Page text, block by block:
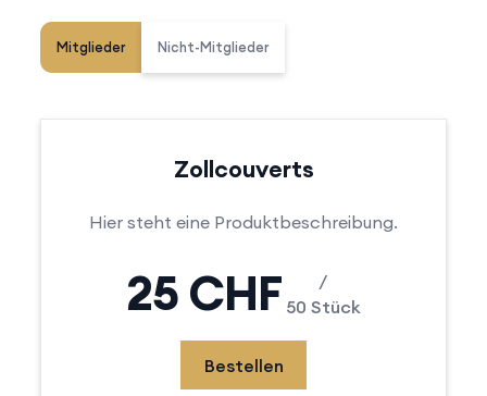
Mitglieder Nicht-Mitglieder
Zollcouverts
Hier steht eine Produktbeschreibung.
25 CHF
/
50 Stück
Bestellen